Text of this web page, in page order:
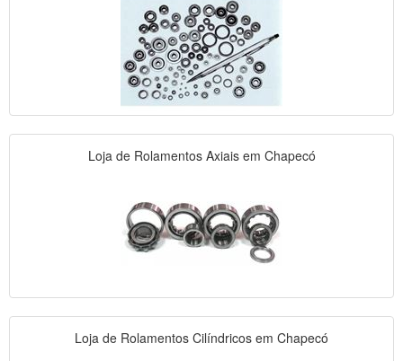
Loja de Rolamentos Axiais em Chapecó
Loja de Rolamentos Cilíndricos em Chapecó